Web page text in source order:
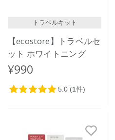
トラベルキット
【ecostore】トラベルセ
ット ホワイトニング
¥990